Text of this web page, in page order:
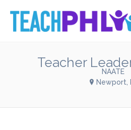
Teacher
NAATE
Newport,